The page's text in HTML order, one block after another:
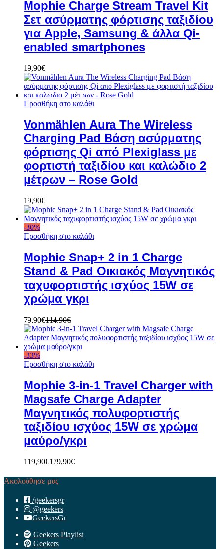
Mophie Charge Stream Travel Kit
Σετ ασύρματης φόρτισης ταξιδίου
για Apple, Samsung & άλλα Qi-
enabled smartphones
19,90€
Προσθήκη στο καλάθι
Vonmählen Aura The Wireless
Charging Pad Βάση ασύρματης
φόρτισης Qi από Plexiglass με
φορτιστή ταξιδίου και καλώδιο 2
μέτρων – Rose Gold
19,90€
-30%
Προσθήκη στο καλάθι
Mophie Snap+ 2 in 1 Charge
Stand & Pad Οικιακός Μαγνητικός
ταχυφορτιστής ισχύος 15W σε
χρώμα γκρι
79,90€114,90€
-33%
Προσθήκη στο καλάθι
Mophie 3-in-1 Travel Charger with
Magsafe Charge Adapter
Μαγνητικός πολυφορτιστής
ταξιδίου ισχύος 15W σε χρώμα
μαύρο/γκρι
119,90€179,90€
Ακολούθησε μας
/geekersgr
@geekers
GeekersGr
Geekers Playlist
Geekers